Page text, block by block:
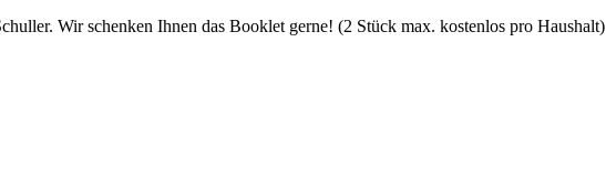
Wir schenken Ihnen das Booklet gerne! (2 Stück max. kostenlos pro Haushalt)